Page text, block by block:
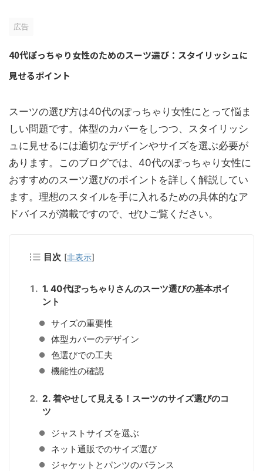
広告
40代ぽっちゃり女性のためのスーツ選び：スタイリッシュに
見せるポイント
スーツの選び方は40代のぽっちゃり女性にとって悩ま
しい問題です。体型のカバーをしつつ、スタイリッシ
ュに見せるには適切なデザインやサイズを選ぶ必要が
あります。このブログでは、40代のぽっちゃり女性に
おすすめのスーツ選びのポイントを詳しく解説してい
ます。理想のスタイルを手に入れるための具体的なア
ドバイスが満載ですので、ぜひご覧ください。
目次 [非表示]
1. 40代ぽっちゃりさんのスーツ選びの基本ポイ
ント
サイズの重要性
体型カバーのデザイン
色選びでの工夫
機能性の確認
2. 着やせして見える！スーツのサイズ選びのコ
ツ
ジャストサイズを選ぶ
ネット通販でのサイズ選び
ジャケットとパンツのバランス